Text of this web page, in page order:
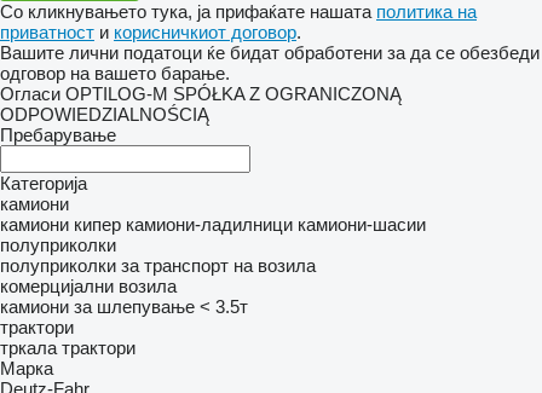
Со кликнувањето тука, ја прифаќате нашата политика на
приватност и корисничкиот договор.
Вашите лични податоци ќе бидат обработени за да се обезбеди
одговор на вашето барање.
Огласи OPTILOG-M SPÓŁKA Z OGRANICZONĄ
ODPOWIEDZIALNOŚCIĄ
Пребарување
Категорија
камиони
камиони кипер камиони-ладилници камиони-шасии
полуприколки
полуприколки за транспорт на возила
комерцијални возила
камиони за шлепување < 3.5т
трактори
тркала трактори
Марка
Deutz-Fahr